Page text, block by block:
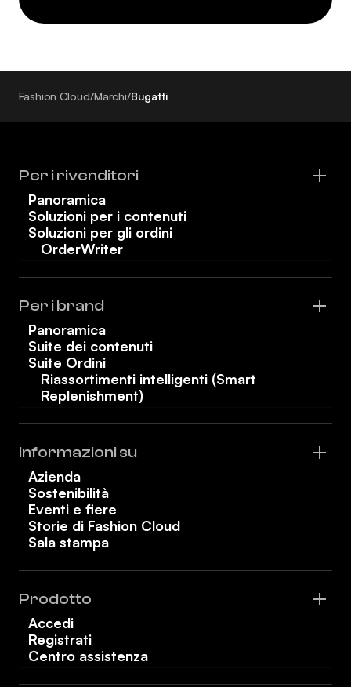
Fashion Cloud/Marchi/Bugatti
Per i rivenditori
Panoramica
Soluzioni per i contenuti
Soluzioni per gli ordini
OrderWriter
Per i brand
Panoramica
Suite dei contenuti
Suite Ordini
Riassortimenti intelligenti (Smart
Replenishment)
Informazioni su
Azienda
Sostenibilità
Eventi e fiere
Storie di Fashion Cloud
Sala stampa
Prodotto
Accedi
Registrati
Centro assistenza